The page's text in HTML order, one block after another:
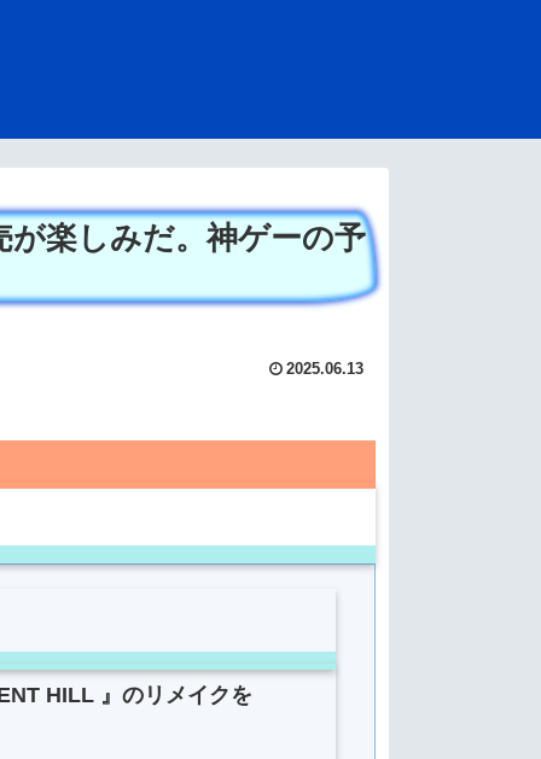
楽しみだ。神ゲーの予
2025.06.13
HILL 』のリメイクを